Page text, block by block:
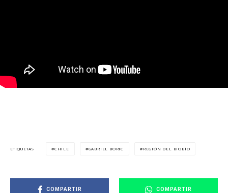
ETIQUETAS CHILE GABRIEL BORIC REGIÓN DEL BIOBÍO
COMPARTIR COMPARTIR